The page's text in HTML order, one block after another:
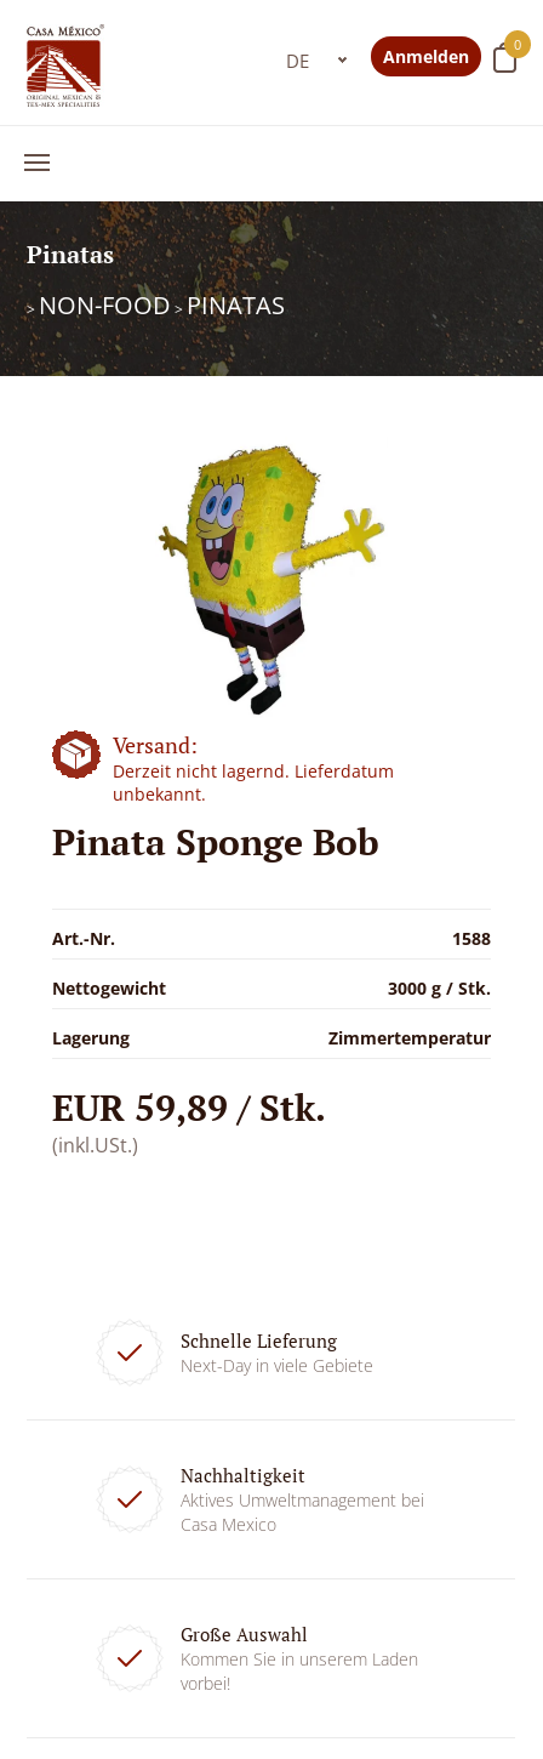
0
Anmelden
Pinatas
> NON-FOOD>PINATAS
Versand:
Derzeit nicht lagernd. Lieferdatum
unbekannt.
Pinata Sponge Bob
Art.-Nr. 1588
Nettogewicht 3000 g / Stk.
Lagerung Zimmertemperatur
EUR 59,89 / Stk.
(inkl.USt.)
Schnelle Lieferung
Next-Day in viele Gebiete
Nachhaltigkeit
Aktives Umweltmanagement bei
Casa Mexico
Große Auswahl
Kommen Sie in unserem Laden
vorbei!